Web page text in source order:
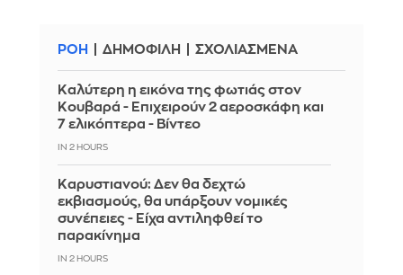
ΡΟΗ ΔΗΜΟΦΙΛΗ ΣΧΟΛΙΑΣΜΕΝΑ
Καλύτερη η εικόνα της φωτιάς στον
Κουβαρά - Επιχειρούν 2 αεροσκάφη και
7 ελικόπτερα - Βίντεο
IN 2 HOURS
Καρυστιανού: Δεν θα δεχτώ
εκβιασμούς, θα υπάρξουν νομικές
συνέπειες - Είχα αντιληφθεί το
παρακίνημα
IN 2 HOURS